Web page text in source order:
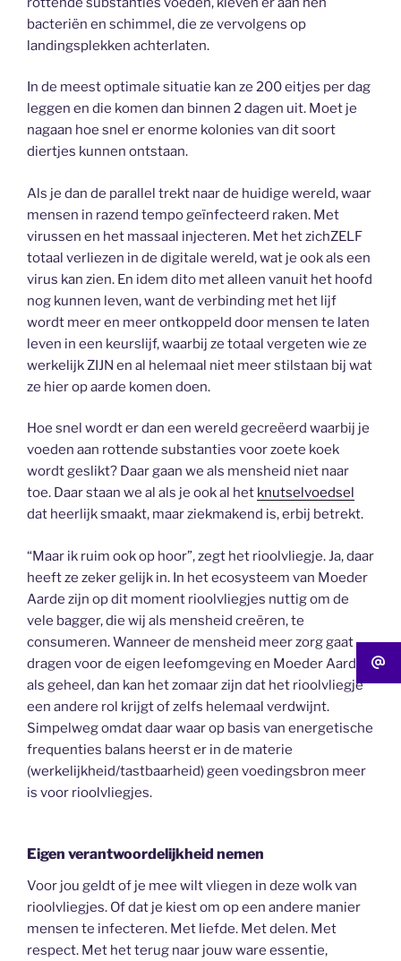
bacteriën en schimmel, die ze vervolgens op
landingsplekken achterlaten.
In de meest optimale situatie kan ze 200 eitjes per dag
leggen en die komen dan binnen 2 dagen uit. Moet je
nagaan hoe snel er enorme kolonies van dit soort
diertjes kunnen ontstaan.
Als je dan de parallel trekt naar de huidige wereld, waar
mensen in razend tempo geïnfecteerd raken. Met
virussen en het massaal injecteren. Met het zichZELF
totaal verliezen in de digitale wereld, wat je ook als een
virus kan zien. En idem dito met alleen vanuit het hoofd
nog kunnen leven, want de verbinding met het lijf
wordt meer en meer ontkoppeld door mensen te laten
leven in een keurslijf, waarbij ze totaal vergeten wie ze
werkelijk ZIJN en al helemaal niet meer stilstaan bij wat
ze hier op aarde komen doen.
Hoe snel wordt er dan een wereld gecreëerd waarbij je
voeden aan rottende substanties voor zoete koek
wordt geslikt? Daar gaan we als mensheid niet naar
toe. Daar staan we al als je ook al het knutselvoedsel
dat heerlijk smaakt, maar ziekmakend is, erbij betrekt.
“Maar ik ruim ook op hoor”, zegt het rioolvliegje. Ja, daar
heeft ze zeker gelijk in. In het ecosysteem van Moeder
Aarde zijn op dit moment rioolvliegjes nuttig om de
vele bagger, die wij als mensheid creëren, te
consumeren. Wanneer de mensheid meer zorg gaat
dragen voor de eigen leefomgeving en Moeder Aarde
als geheel, dan kan het zomaar zijn dat het rioolvliegje
een andere rol krijgt of zelfs helemaal verdwijnt.
Simpelweg omdat daar waar op basis van energetische
frequenties balans heerst er in de materie
(werkelijkheid/tastbaarheid) geen voedingsbron meer
is voor rioolvliegjes.
Eigen verantwoordelijkheid nemen
Voor jou geldt of je mee wilt vliegen in deze wolk van
rioolvliegjes. Of dat je kiest om op een andere manier
mensen te infecteren. Met liefde. Met delen. Met
respect. Met het terug naar jouw ware essentie,